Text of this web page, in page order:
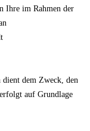
Ihre im Rahmen der
dient dem Zweck, den
auf Grundlage